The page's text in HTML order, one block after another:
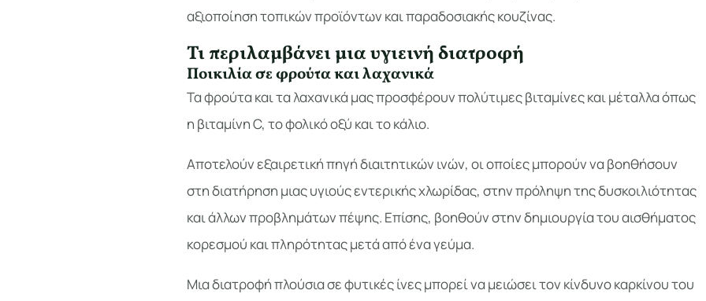
αξιοποίηση τοπικών προϊόντων και παραδοσιακής κουζίνας.
Τι περιλαμβάνει μια υγιεινή διατροφή
Ποικιλία σε φρούτα και λαχανικά
Τα φρούτα και τα λαχανικά μας προσφέρουν πολύτιμες βιταμίνες και μέταλλα όπως
η βιταμίνη C, το φολικό οξύ και το κάλιο.
Αποτελούν εξαιρετική πηγή διαιτητικών ινών, οι οποίες μπορούν να βοηθήσουν
στη διατήρηση μιας υγιούς εντερικής χλωρίδας, στην πρόληψη της δυσκοιλιότητας
και άλλων προβλημάτων πέψης. Επίσης, βοηθούν στην δημιουργία του αισθήματος
κορεσμού και πληρότητας μετά από ένα γεύμα.
Μια διατροφή πλούσια σε φυτικές ίνες μπορεί να μειώσει τον κίνδυνο καρκίνου του